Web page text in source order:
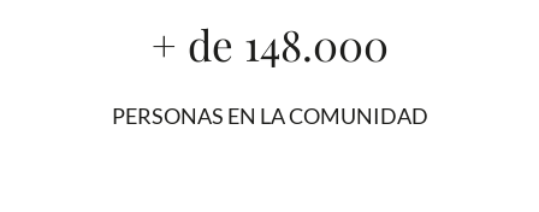
+ de 148.000
PERSONAS EN LA COMUNIDAD